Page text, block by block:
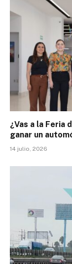
¿Vas a la Feria
ganar un
14 julio, 2026